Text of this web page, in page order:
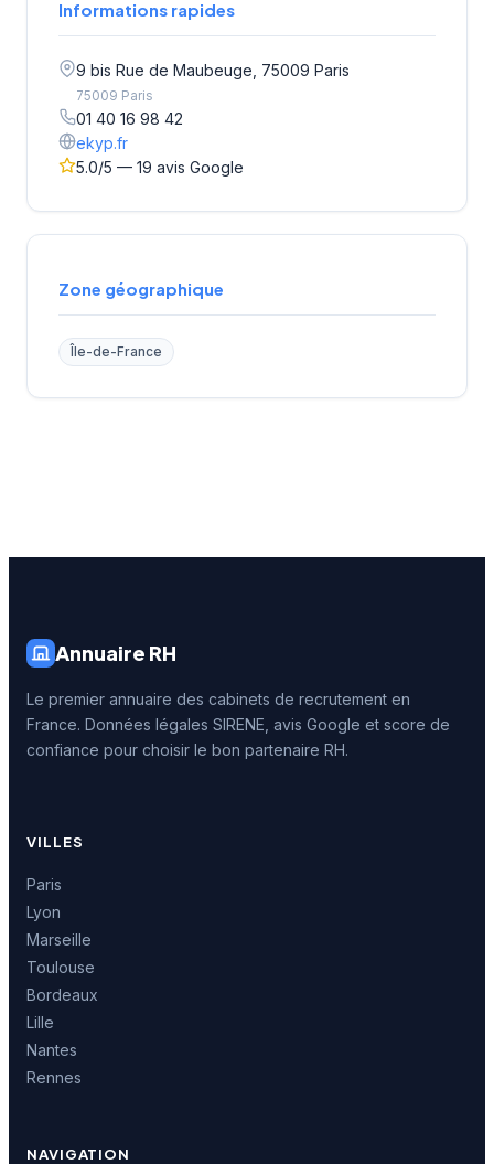
Informations rapides
9 bis Rue de Maubeuge, 75009 Paris
75009 Paris
01 40 16 98 42
ekyp.fr
5.0/5 — 19 avis Google
Zone géographique
Île-de-France
Annuaire RH
Le premier annuaire des cabinets de recrutement en
France. Données légales SIRENE, avis Google et score de
confiance pour choisir le bon partenaire RH.
VILLES
Paris
Lyon
Marseille
Toulouse
Bordeaux
Lille
Nantes
Rennes
NAVIGATION